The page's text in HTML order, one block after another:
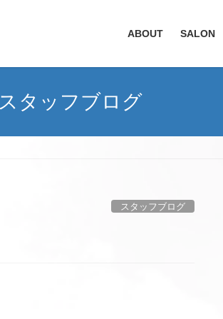
ABOUT SALON
スタッフブログ
スタッフブログ